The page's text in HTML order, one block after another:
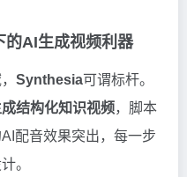
AI生成视频利器
Synthesia可谓标杆。
结构化知识视频，脚本
配音效果突出，每一步
。